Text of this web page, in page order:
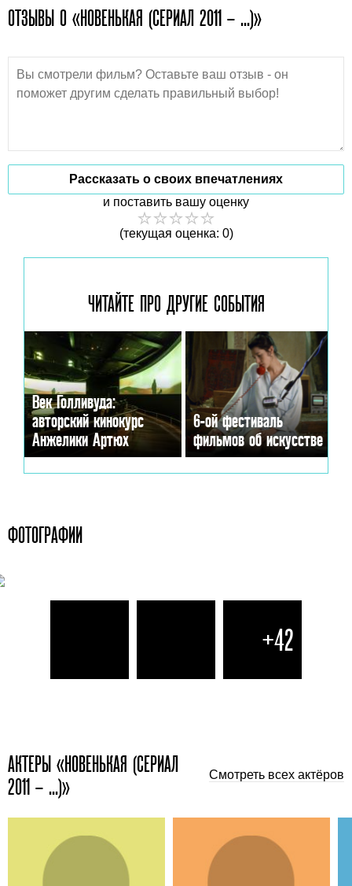
ОТЗЫВЫ О «НОВЕНЬКАЯ (СЕРИАЛ 2011 – ...)»
Рассказать о своих впечатлениях
и поставить вашу оценку
(текущая оценка: 0)
ЧИТАЙТЕ ПРО ДРУГИЕ СОБЫТИЯ
Век Голливуда:
авторский кинокурс
Анжелики Артюх
6-ой фестиваль
фильмов об искусстве
ФОТОГРАФИИ
+42
АКТЕРЫ «НОВЕНЬКАЯ (СЕРИАЛ
2011 – ...)»
Смотреть всех актёров